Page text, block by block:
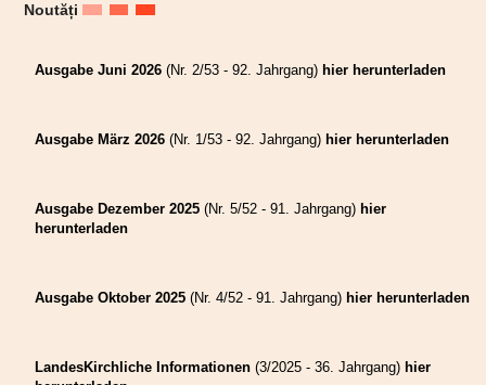
Noutăți
Ausgabe Juni 2026 (Nr. 2/53 - 92. Jahrgang) hier herunterladen
Ausgabe März 2026 (Nr. 1/53 - 92. Jahrgang) hier herunterladen
Ausgabe Dezember 2025 (Nr. 5/52 - 91. Jahrgang) hier
herunterladen
Ausgabe Oktober 2025 (Nr. 4/52 - 91. Jahrgang) hier herunterladen
LandesKirchliche Informationen (3/2025 - 36. Jahrgang) hier